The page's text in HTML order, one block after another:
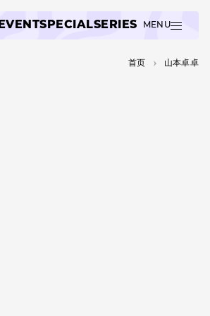
EVENTSPECIALSERIES MENU
首页 山本卓卓